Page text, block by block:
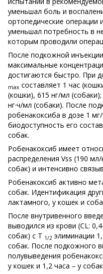
уменьшал боль и
ортопедические операции
уменьшал потребность в
которым проводили
После подкожной
максимальные
достигаются быстро. При
max составляет 1 час
(кошки), 615 нг/мл
нг·ч/мл (собаки). После
робенакоксиба в дозе 1
биодоступность его
собак.
Робенакоксиб имеет
распределения Vss (190
собак) и интенсивно
Робенакоксиб активно
собак. Идентификация
лактамного, у кошек и
После внутривенного
выводился из крови (CL:
собак) с Т 1/2 элиминации
собак. После подкожного
полувыведения
у кошек и 1,2 часа – у